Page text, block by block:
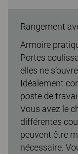
Rangement
Armoire
Portes
elles ne
Idéalement
poste de
Vous avez le
différentes
peuvent être
nécessaire.